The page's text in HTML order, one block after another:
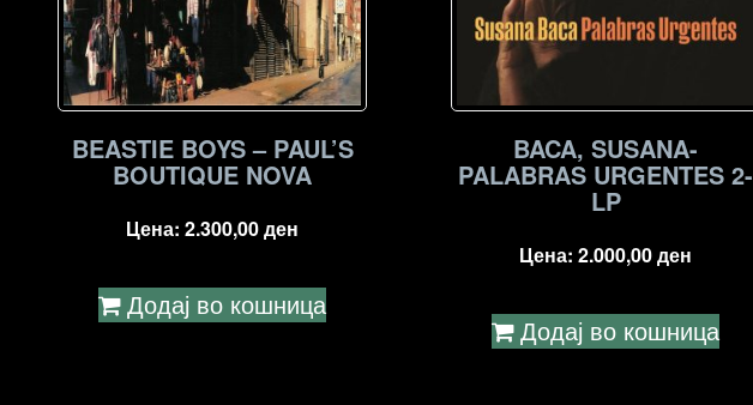
BEASTIE BOYS – PAUL’S
BOUTIQUE NOVA
Цена:2.300,00ден
Додај во кошница
BACA, SUSANA-
PALABRAS URGENTES 2-
LP
Цена:2.000,00ден
Додај во кошница